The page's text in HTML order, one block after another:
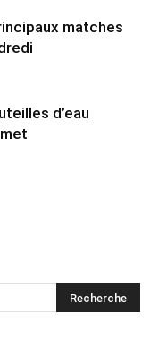
matches
d’eau